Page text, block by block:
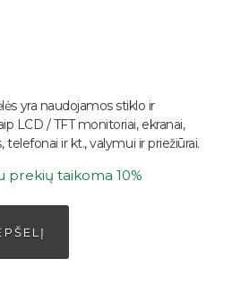
yra naudojamos stiklo ir
LCD / TFT monitoriai, ekranai,
ir kt., valymui ir priežiūrai.
prekių taikoma 10%